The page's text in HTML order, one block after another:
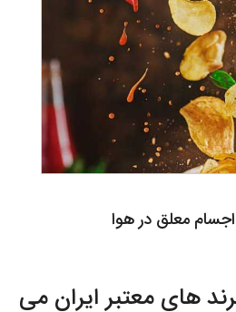
معلق در هوا
های معتبر ایران می